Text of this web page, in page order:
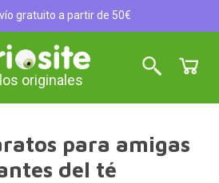
gratuito a partir de 50€
originales
para amigas
del té